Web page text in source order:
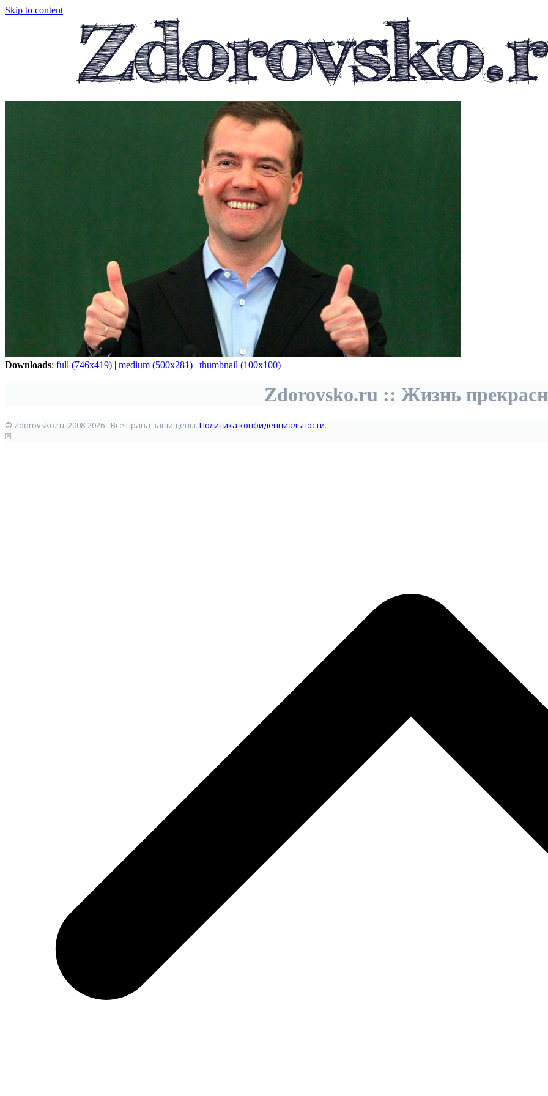
Skip to content
Downloads: full (746x419) | medium (500x281) | thumbnail (100x100)
Zdorovsko.ru :: Жизнь
© Zdorovsko.ru' 2008-2026 - Все права защищены. Политика конфиденциальности.